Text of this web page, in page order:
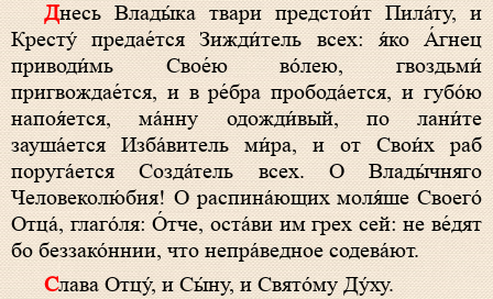
Днесь Влады́ка твари предстои́т Пила́ту, и
Кресту́ предае́тся Зижди́тель всех: я́ко А́гнец
приводи́мь Свое́ю во́лею, гвоздьми́
пригвождае́тся, и в ре́бра пробода́ется, и губо́ю
напоя́ется, ма́нну одожди́вый, по лани́те
зауша́ется Изба́витель ми́ра, и от Свои́х раб
поруга́ется Созда́тель всех. О Влады́чняго
Человеколю́бия! О распина́ющих моля́ше Своего́
Отца́, глаго́ля: О́тче, оста́ви им грех сей: не ве́дят
бо беззако́ннии, что непра́ведное содева́ют.
Слава Отцу́, и Сы́ну, и Свято́му Ду́ху.